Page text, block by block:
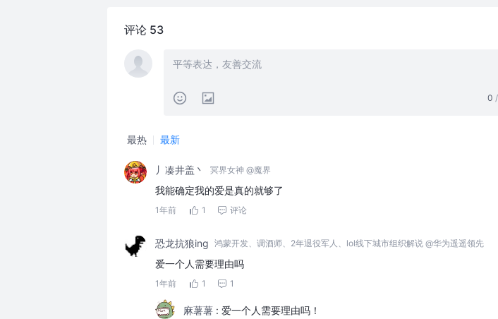
评论 53
0
最热 最新
丿凑井盖丶 冥界女神 @魔界
我能确定我的爱是真的就够了
1年前 1 评论
恐龙抗狼ing 鸿蒙开发、调酒师、2年退役军人、lol线下城市组织解说 @华为遥遥领先
爱一个人需要理由吗
1年前 1 1
麻薯薯 : 爱一个人需要理由吗！